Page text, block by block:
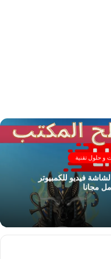
و حلول تقنية
الشاشة فيديو للكمبيوتر
مجانا